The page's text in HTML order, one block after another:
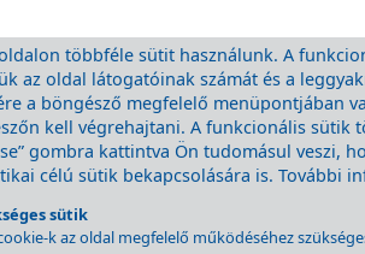
többféle sütit használunk. A
az oldal látogatóinak számát és a
a böngésző megfelelő menüpontjában
kell végrehajtani. A funkcionális sütik
gombra kattintva Ön tudomásul veszi,
célú sütik bekapcsolására is. További
sütik
k az oldal megfelelő működéséhez